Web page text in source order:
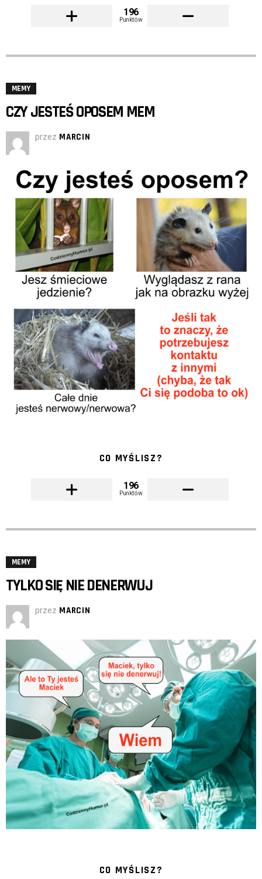
196
Punktów
MEMY
CZY JESTEŚ OPOSEM MEM
przez MARCIN
CO MYŚLISZ?
196
Punktów
MEMY
TYLKO SIĘ NIE DENERWUJ
przez MARCIN
CO MYŚLISZ?